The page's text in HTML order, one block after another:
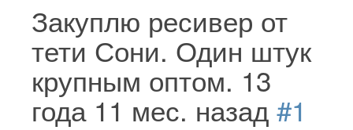
Закуплю ресивер от
тети Сони. Один штук
крупным оптом. 13
года 11 мес. назад #1